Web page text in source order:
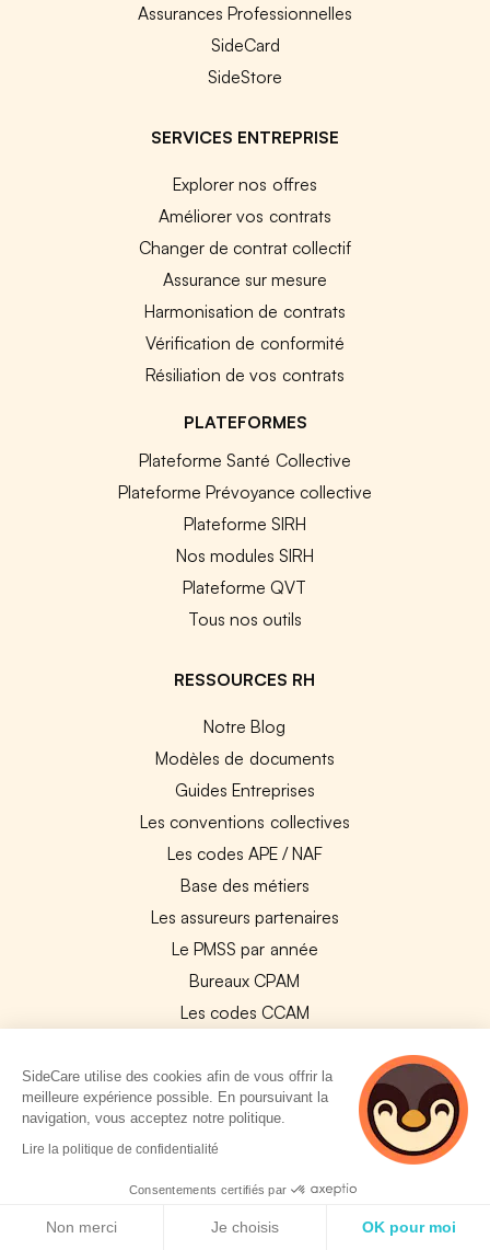
Assurances Professionnelles
SideCard
SideStore
SERVICES ENTREPRISE
Explorer nos offres
Améliorer vos contrats
Changer de contrat collectif
Assurance sur mesure
Harmonisation de contrats
Vérification de conformité
Résiliation de vos contrats
PLATEFORMES
Plateforme Santé Collective
Plateforme Prévoyance collective
Plateforme SIRH
Nos modules SIRH
Plateforme QVT
Tous nos outils
RESSOURCES RH
Notre Blog
Modèles de documents
Guides Entreprises
Les conventions collectives
Les codes APE / NAF
Base des métiers
Les assureurs partenaires
Le PMSS par année
Bureaux CPAM
Les codes CCAM
Tops assurances par secteur
Réseaux de soins
Boîte à outils santé
Les garanties des assurances entreprises
PARTENAIRES
SideCare utilise des cookies afin de vous offrir la
meilleure expérience possible. En poursuivant la
navigation, vous acceptez notre politique.
Lire la politique de confidentialité
Consentements certifiés par
Non merci Je choisis OK pour moi